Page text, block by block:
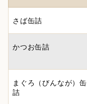
さば缶詰
かつお缶詰
まぐろ（びんなが）缶
詰